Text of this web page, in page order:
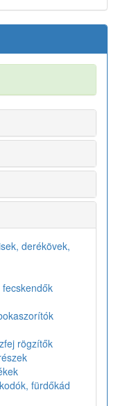
derékövek,
rögzítők
fürdőkád